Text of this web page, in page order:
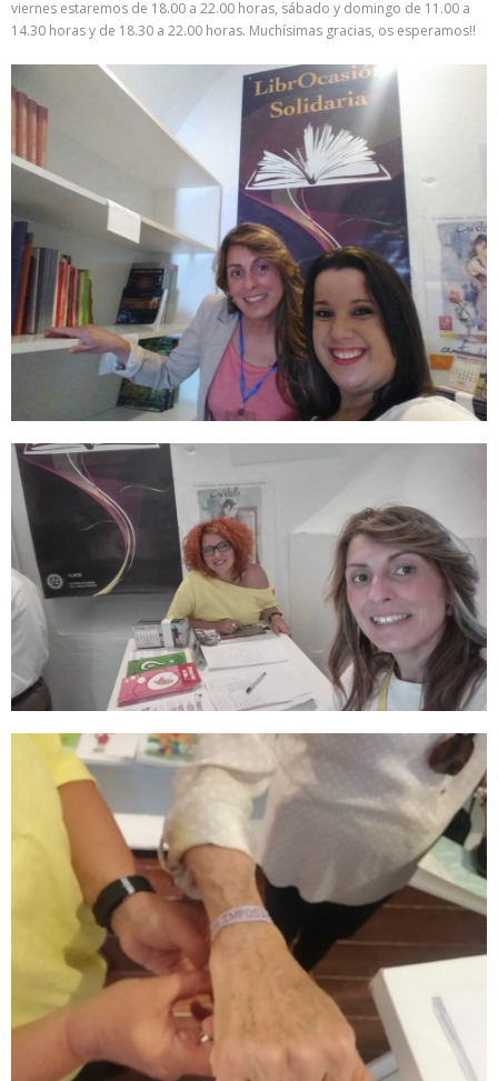
viernes estaremos de 18.00 a 22.00 horas, sábado y domingo de 11.00 a
14.30 horas y de 18.30 a 22.00 horas. Muchísimas gracias, os esperamos!!